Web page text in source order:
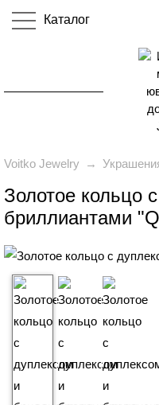
Каталог
Voitko Jewelry →
Золотое кольцо
бриллиантами